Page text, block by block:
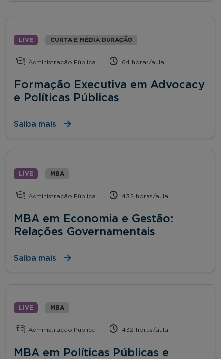
LIVE CURTA E MÉDIA DURAÇÃO
Administração Pública 64 horas/aula
Formação Executiva em Advocacy
e Políticas Públicas
Saiba mais
LIVE MBA
Administração Pública 432 horas/aula
MBA em Economia e Gestão:
Relações Governamentais
Saiba mais
LIVE MBA
Administração Pública 432 horas/aula
MBA em Políticas Públicas e